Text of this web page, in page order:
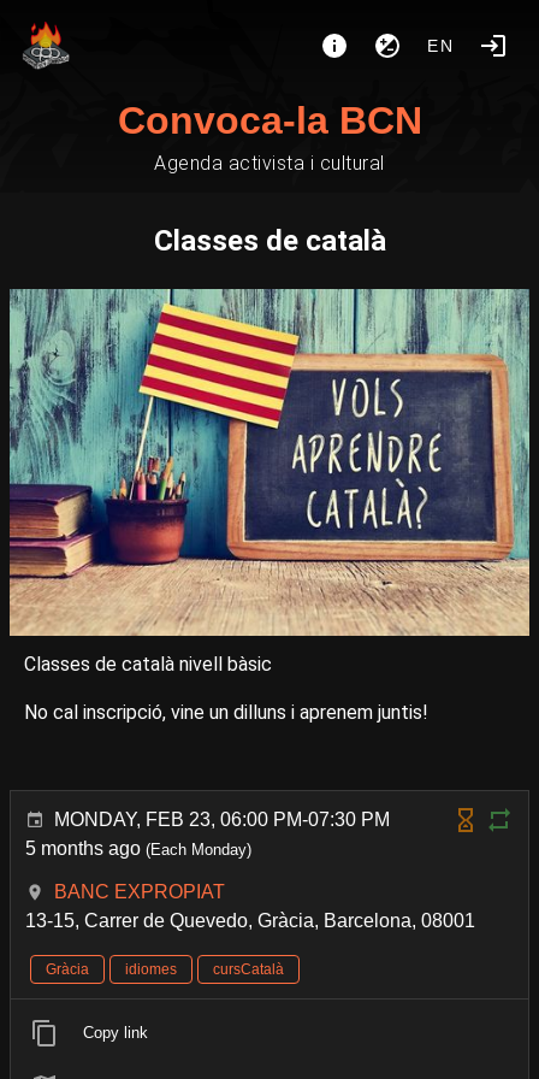
EN
Convoca-la BCN
Agenda activista i cultural
Classes de català
Classes de català nivell bàsic
No cal inscripció, vine un dilluns i aprenem juntis!
MONDAY, FEB 23, 06:00 PM-07:30 PM
5 months ago (Each Monday)
BANC EXPROPIAT
13-15, Carrer de Quevedo, Gràcia, Barcelona, 08001
Gràcia idiomes cursCatalà
Copy link